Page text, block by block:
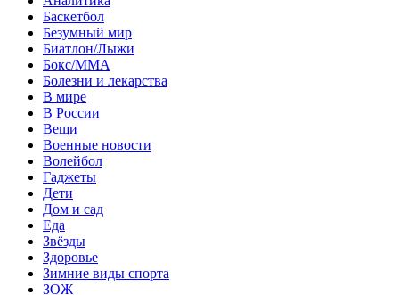
Баскетбол
Безумный мир
Биатлон/Лыжи
Бокс/MMA
Болезни и лекарства
В мире
В России
Вещи
Военные новости
Волейбол
Гаджеты
Дети
Дом и сад
Еда
Звёзды
Здоровье
Зимние виды спорта
ЗОЖ